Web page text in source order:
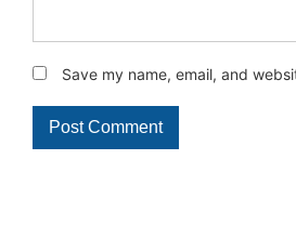
Save my name, email, and